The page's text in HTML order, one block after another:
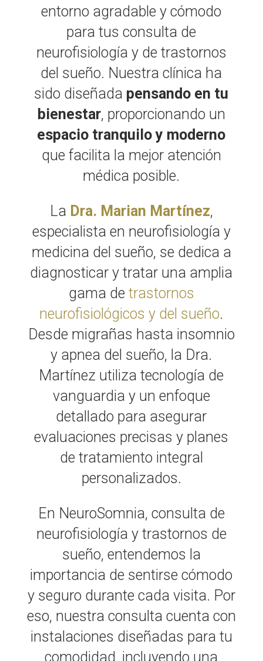
entorno agradable y cómodo
para tus consulta de
neurofisiología y de trastornos
del sueño. Nuestra clínica ha
sido diseñada pensando en tu
bienestar, proporcionando un
espacio tranquilo y moderno
que facilita la mejor atención
médica posible.
La Dra. Marian Martínez,
especialista en neurofisiología y
medicina del sueño, se dedica a
diagnosticar y tratar una amplia
gama de trastornos
neurofisiológicos y del sueño.
Desde migrañas hasta insomnio
y apnea del sueño, la Dra.
Martínez utiliza tecnología de
vanguardia y un enfoque
detallado para asegurar
evaluaciones precisas y planes
de tratamiento integral
personalizados.
En NeuroSomnia, consulta de
neurofisiología y trastornos de
sueño, entendemos la
importancia de sentirse cómodo
y seguro durante cada visita. Por
eso, nuestra consulta cuenta con
instalaciones diseñadas para tu
comodidad, incluyendo una